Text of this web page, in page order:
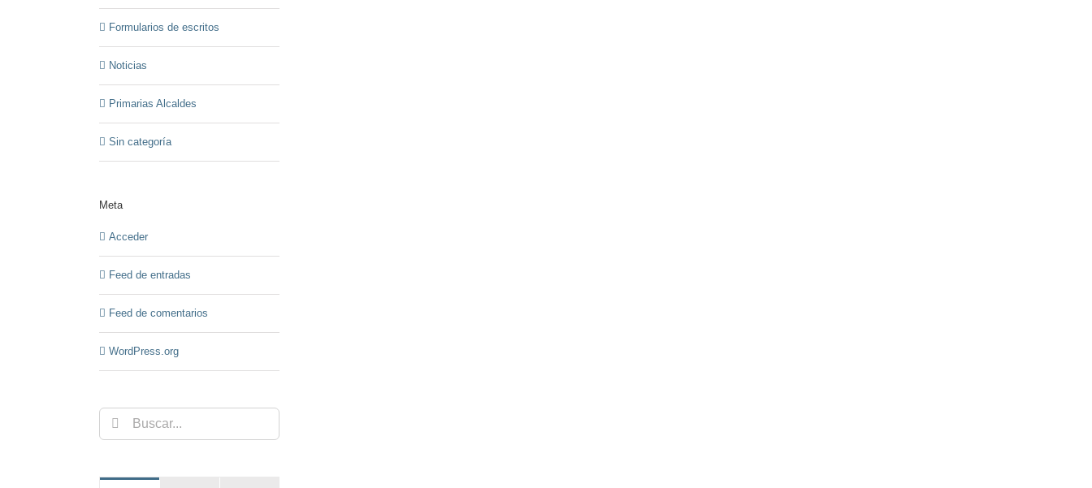
Formularios de escritos
Noticias
Primarias Alcaldes
Sin categoría
Meta
Acceder
Feed de entradas
Feed de comentarios
WordPress.org
Buscar: